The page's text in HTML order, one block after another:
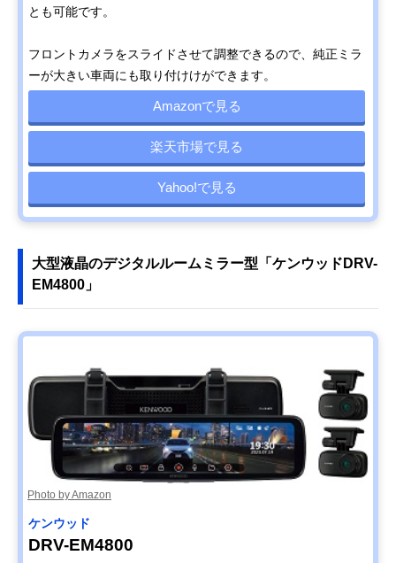
とも可能です。
フロントカメラをスライドさせて調整できるので、純正ミラ
ーが大きい車両にも取り付けけができます。
Amazonで見る
楽天市場で見る
Yahoo!で見る
大型液晶のデジタルルームミラー型「ケンウッドDRV-
EM4800」
Photo by Amazon
ケンウッド
DRV-EM4800